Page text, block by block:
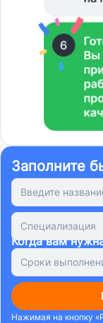
Заполните
Специализация
Когда вам
Нажимая на кнопку